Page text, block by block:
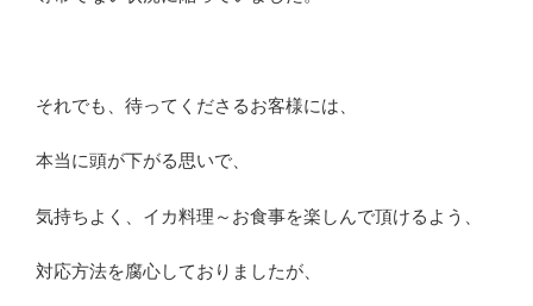
それでも、待ってくださるお客様には、
本当に頭が下がる思いで、
気持ちよく、イカ料理～お食事を楽しんで頂けるよう、
対応方法を腐心しておりましたが、